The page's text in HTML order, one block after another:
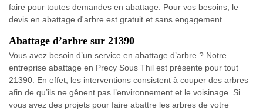
faire pour toutes demandes en abattage. Pour vos besoins, le
devis en abattage d'arbre est gratuit et sans engagement.
Abattage d’arbre sur 21390
Vous avez besoin d’un service en abattage d’arbre ? Notre
entreprise abattage en Precy Sous Thil est présente pour tout
21390. En effet, les interventions consistent à couper des arbres
afin de qu’ils ne gênent pas l’environnement et le voisinage. Si
vous avez des projets pour faire abattre les arbres de votre